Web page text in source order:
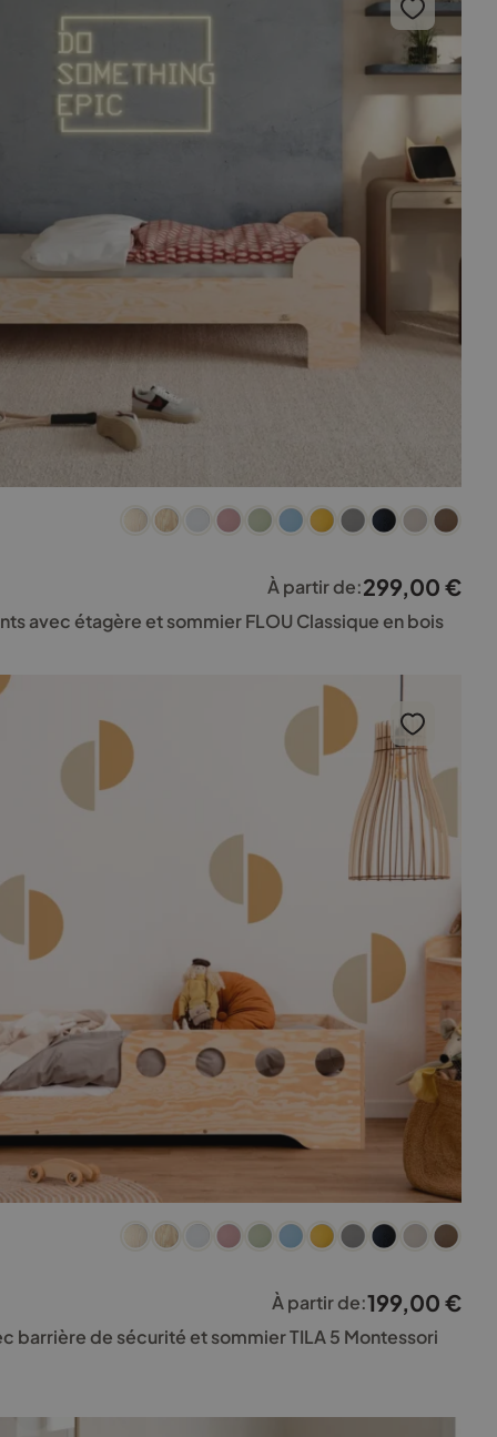
À partir de:299,00 €
avec étagère et sommier FLOU Classique en bois
À partir de:199,00 €
barrière de sécurité et sommier TILA 5 Montessori